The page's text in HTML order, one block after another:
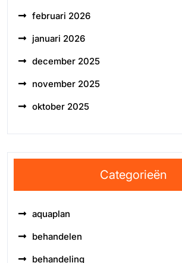
februari 2026
januari 2026
december 2025
november 2025
oktober 2025
Categorieën
aquaplan
behandelen
behandeling